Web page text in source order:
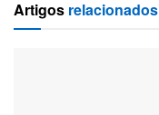
Artigos relacionados